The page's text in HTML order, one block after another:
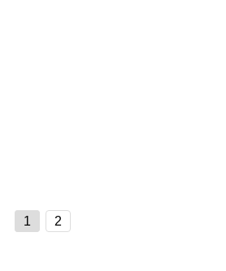
1 2